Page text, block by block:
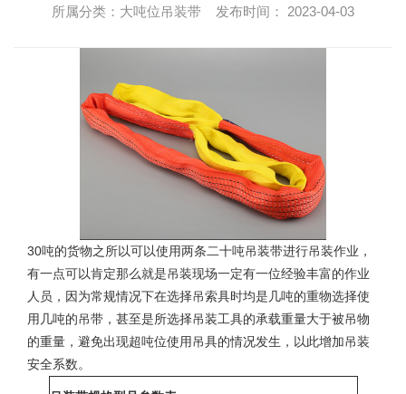
所属分类：大吨位吊装带 发布时间： 2023-04-03
30吨的货物之所以可以使用两条二十吨吊装带进行吊装作业，
有一点可以肯定那么就是吊装现场一定有一位经验丰富的作业
人员，因为常规情况下在选择吊索具时均是几吨的重物选择使
用几吨的吊带，甚至是所选择吊装工具的承载重量大于被吊物
的重量，避免出现超吨位使用吊具的情况发生，以此增加吊装
安全系数。